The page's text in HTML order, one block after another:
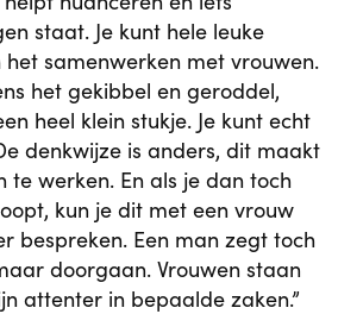
staat. Je kunt hele leuke
samenwerken met vrouwen.
het gekibbel en geroddel,
heel klein stukje. Je kunt echt
denkwijze is anders, dit maakt
te werken. En als je dan toch
kun je dit met een vrouw
bespreken. Een man zegt toch
doorgaan. Vrouwen staan
attenter in bepaalde zaken.”